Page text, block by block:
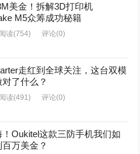
美金！拆解3D打印机
M5众筹成功秘籍
阅读(754) 评论(0)
走红到全球关注，这台双模
了什么？
阅读(491) 评论(0)
Oukitel这款三防手机我们如
万美金？